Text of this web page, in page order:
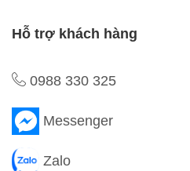
Hỗ trợ khách hàng
0988 330 325
Messenger
Zalo